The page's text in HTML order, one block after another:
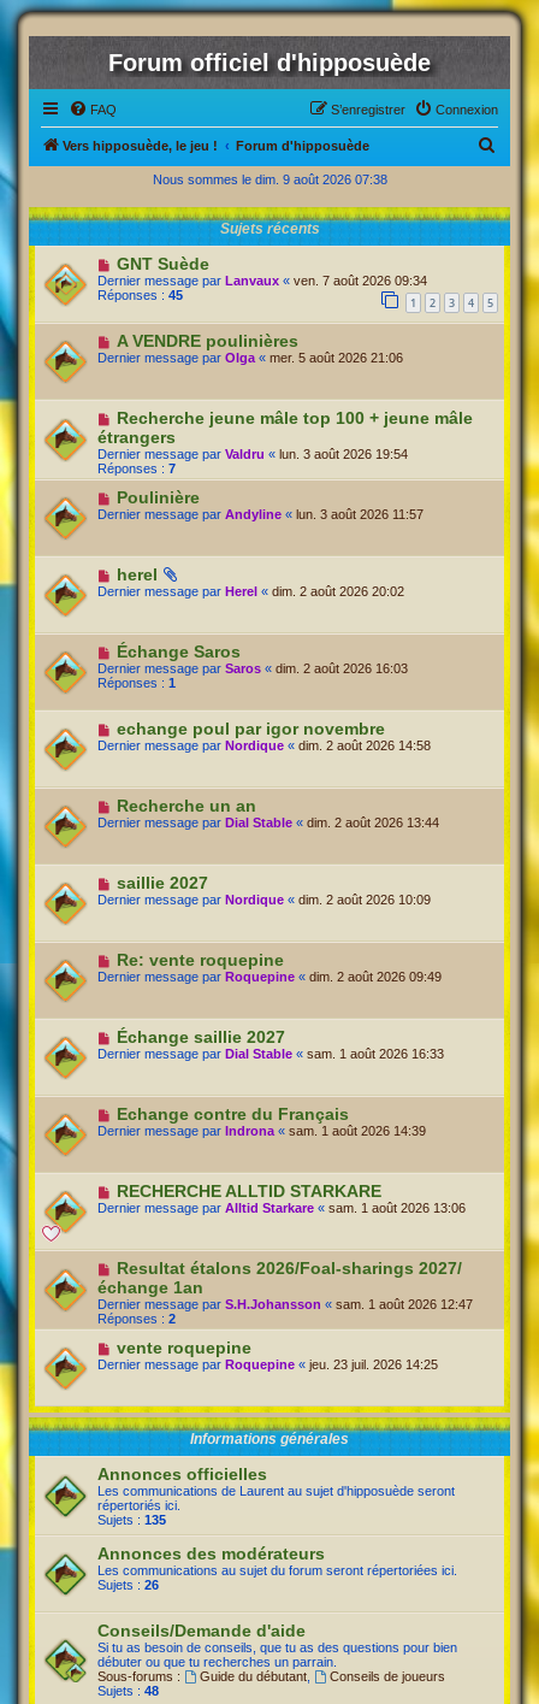
Forum officiel d'hipposuède
FAQ Connexion
S’enregistrer
Vers hipposuède, le jeu ! Forum d'hipposuède
r
Nous sommes le dim. 9 août 2026 07:38
Sujets récents
GNT Suède
Dernier message par Lanvaux « ven. 7 août 2026 09:34
Réponses : 45 1 2 3 4 5
A VENDRE poulinières
Dernier message par Olga « mer. 5 août 2026 21:06
Recherche jeune mâle top 100 + jeune mâle
étrangers
Dernier message par Valdru « lun. 3 août 2026 19:54
Réponses : 7
Poulinière
Dernier message par Andyline « lun. 3 août 2026 11:57
herel
Dernier message par Herel « dim. 2 août 2026 20:02
Échange Saros
Dernier message par Saros « dim. 2 août 2026 16:03
Réponses : 1
echange poul par igor novembre
Dernier message par Nordique « dim. 2 août 2026 14:58
Recherche un an
Dernier message par Dial Stable « dim. 2 août 2026 13:44
saillie 2027
Dernier message par Nordique « dim. 2 août 2026 10:09
Re: vente roquepine
Dernier message par Roquepine « dim. 2 août 2026 09:49
Échange saillie 2027
Dernier message par Dial Stable « sam. 1 août 2026 16:33
Echange contre du Français
Dernier message par Indrona « sam. 1 août 2026 14:39
RECHERCHE ALLTID STARKARE
Dernier message par Alltid Starkare « sam. 1 août 2026 13:06
Resultat étalons 2026/Foal-sharings 2027/
échange 1an
Dernier message par S.H.Johansson « sam. 1 août 2026 12:47
Réponses : 2
vente roquepine
Dernier message par Roquepine « jeu. 23 juil. 2026 14:25
Informations générales
Annonces officielles
Les communications de Laurent au sujet d'hipposuède seront
répertoriés ici.
Sujets : 135
Annonces des modérateurs
Les communications au sujet du forum seront répertoriées ici.
Sujets : 26
Conseils/Demande d'aide
Si tu as besoin de conseils, que tu as des questions pour bien
débuter ou que tu recherches un parrain.
Sous-forums :
Guide du débutant,
Conseils de joueurs
Sujets : 48